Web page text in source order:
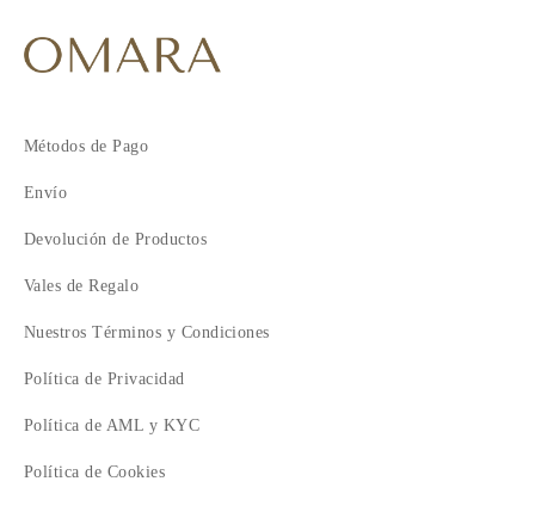
Métodos de Pago
Envío
Devolución de Productos
Vales de Regalo
Nuestros Términos y Condiciones
Política de Privacidad
Política de AML y KYC
Política de Cookies